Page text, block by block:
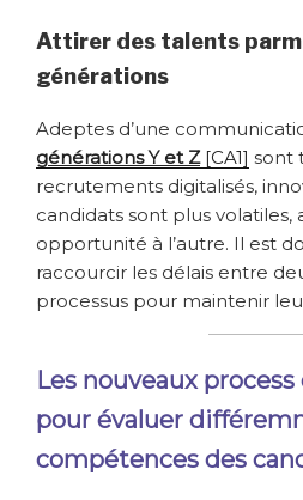
Attirer des talents
générations
Adeptes d’une
générations Y et Z [CA1] sont
recrutements digitalisés,
candidats sont plus volatiles,
opportunité à l’autre. Il est
raccourcir les délais entre
processus pour maintenir
Les nouveaux
pour évaluer
compétences des